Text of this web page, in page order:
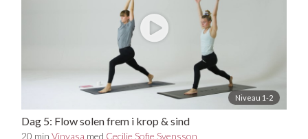
Niveau 1-2
Dag 5: Flow solen frem i krop & sind
20 minVinyasa med Cecilie Sofie Svensson